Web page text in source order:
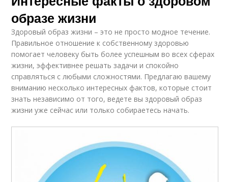
образе жизни
Здоровый образ жизни – это не просто модное течение.
Правильное отношение к собственному здоровью
помогает человеку быть более успешным во всех сферах
жизни, эффективнее решать задачи и спокойно
справляться с любыми сложностями. Предлагаю вашему
вниманию несколько интересных фактов, которые стоит
знать независимо от того, ведете вы здоровый образ
жизни уже сейчас или только собираетесь начать.